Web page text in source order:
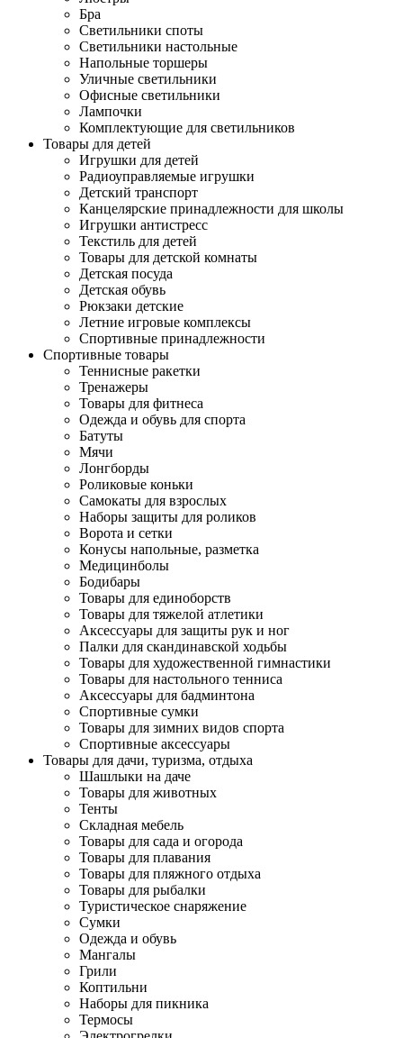
Бра
Светильники споты
Светильники настольные
Напольные торшеры
Уличные светильники
Офисные светильники
Лампочки
Комплектующие для светильников
Товары для детей
Игрушки для детей
Радиоуправляемые игрушки
Детский транспорт
Канцелярские принадлежности для школы
Игрушки антистресс
Текстиль для детей
Товары для детской комнаты
Детская посуда
Детская обувь
Рюкзаки детские
Летние игровые комплексы
Спортивные принадлежности
Спортивные товары
Теннисные ракетки
Тренажеры
Товары для фитнеса
Одежда и обувь для спорта
Батуты
Мячи
Лонгборды
Роликовые коньки
Самокаты для взрослых
Наборы защиты для роликов
Ворота и сетки
Конусы напольные, разметка
Медицинболы
Бодибары
Товары для единоборств
Товары для тяжелой атлетики
Аксессуары для защиты рук и ног
Палки для скандинавской ходьбы
Товары для художественной гимнастики
Товары для настольного тенниса
Аксессуары для бадминтона
Спортивные сумки
Товары для зимних видов спорта
Спортивные аксессуары
Товары для дачи, туризма, отдыха
Шашлыки на даче
Товары для животных
Тенты
Складная мебель
Товары для сада и огорода
Товары для плавания
Товары для пляжного отдыха
Товары для рыбалки
Туристическое снаряжение
Сумки
Одежда и обувь
Мангалы
Грили
Коптильни
Наборы для пикника
Термосы